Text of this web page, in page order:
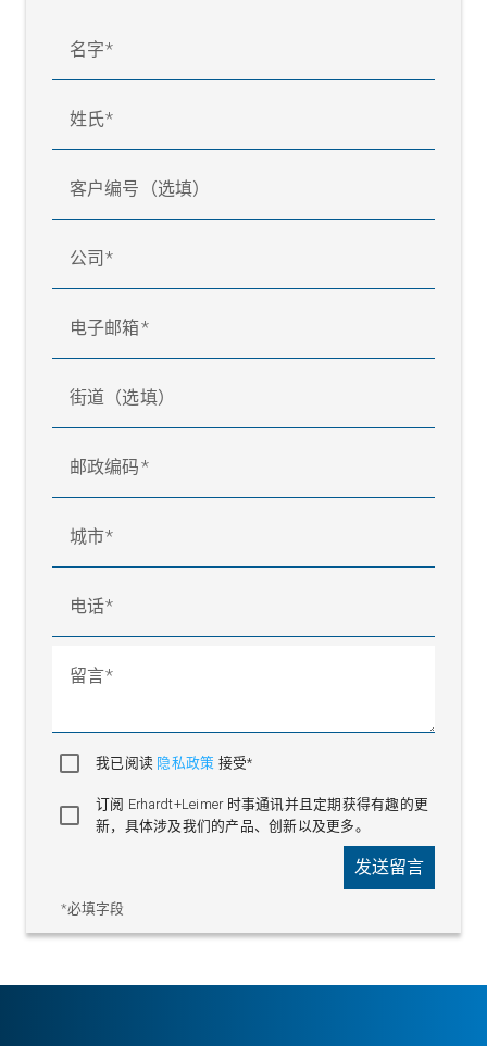
名字
姓氏
客户编号（选填）
公司
电子邮箱
街道（选填）
邮政编码
城市
电话
留言
我已阅读 隐私政策 接受*
订阅 Erhardt+Leimer 时事通讯并且定期获得有趣的更
新，具体涉及我们的产品、创新以及更多。
*必填字段
发送留言